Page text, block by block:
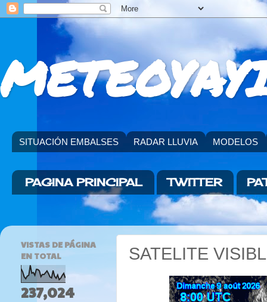
SITUACIÓN EMBALSES RADAR LLUVIA MODELOS
PAGINA PRINCIPAL TWITTER
SATELITE
VISTAS DE PÁGINA
EN TOTAL
237,024